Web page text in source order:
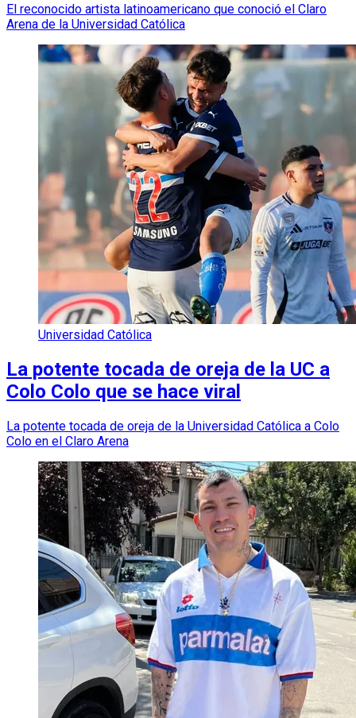
El reconocido artista latinoamericano que conoció el Claro
Arena de la Universidad Católica
Universidad Católica
La potente tocada de oreja de la UC a
Colo Colo que se hace viral
La potente tocada de oreja de la Universidad Católica a Colo
Colo en el Claro Arena